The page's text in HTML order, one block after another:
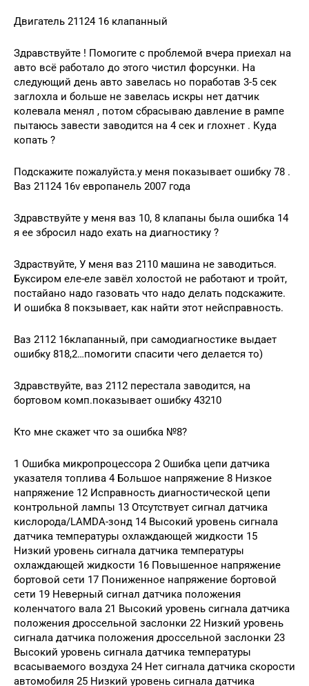
Двигатель 21124 16 клапанный
Здравствуйте ! Помогите с проблемой вчера приехал на
авто всё работало до этого чистил форсунки. На
следующий день авто завелась но поработав 3-5 сек
заглохла и больше не завелась искры нет датчик
колевала менял , потом сбрасываю давление в рампе
пытаюсь завести заводится на 4 сек и глохнет . Куда
копать ?
Подскажите пожалуйста.у меня показывает ошибку 78 .
Ваз 21124 16v европанель 2007 года
Здравствуйте у меня ваз 10, 8 клапаны была ошибка 14
я ее збросил надо ехать на диагностику ?
Здраствуйте, У меня ваз 2110 машина не заводиться.
Буксиром еле-еле завёл холостой не работают и тройт,
постайано надо газовать что надо делать подскажите.
И ошибка 8 покзывает, как найти этот нейсправность.
Ваз 2112 16клапанный, при самодиагностике выдает
ошибку 818,2…помогити спасити чего делается то)
Здравствуйте, ваз 2112 перестала заводится, на
бортовом комп.показывает ошибку 43210
Кто мне скажет что за ошибка №8?
1 Ошибка микропроцессора 2 Ошибка цепи датчика
указателя топлива 4 Большое напряжение 8 Низкое
напряжение 12 Исправность диагностической цепи
контрольной лампы 13 Отсутствует сигнал датчика
кислорода/LAMDA-зонд 14 Высокий уровень сигнала
датчика температуры охлаждающей жидкости 15
Низкий уровень сигнала датчика температуры
охлаждающей жидкости 16 Повышенное напряжение
бортовой сети 17 Пониженное напряжение бортовой
сети 19 Неверный сигнал датчика положения
коленчатого вала 21 Высокий уровень сигнала датчика
положения дроссельной заслонки 22 Низкий уровень
сигнала датчика положения дроссельной заслонки 23
Высокий уровень сигнала датчика температуры
всасываемого воздуха 24 Нет сигнала датчика скорости
автомобиля 25 Низкий уровень сигнала датчика